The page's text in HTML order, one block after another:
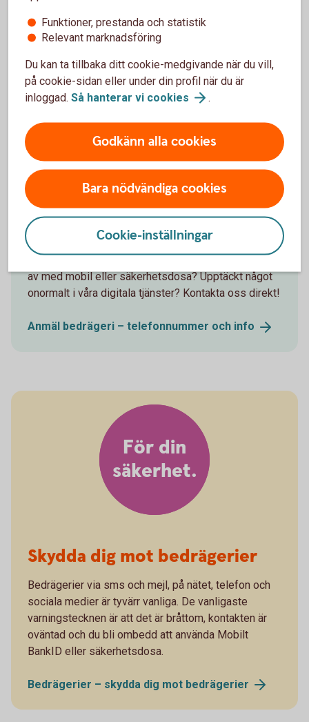
Har du blivit utsatt?
Senior having a serious conversation on the phone
Ring och anmäl bedrägeri
Misstänker du att du blivit utsatt för bedrägeri? Blivit
av med mobil eller säkerhetsdosa? Upptäckt något
onormalt i våra digitala tjänster? Kontakta oss direkt!
Anmäl bedrägeri – telefonnummer och info
Skydda dig mot bedrägerier
Bedrägerier via sms och mejl, på nätet, telefon och
sociala medier är tyvärr vanliga. De vanligaste
varningstecknen är att det är bråttom, kontakten är
oväntad och du bli ombedd att använda Mobilt
BankID eller säkerhetsdosa.
Bedrägerier – skydda dig mot bedrägerier
För din
säkerhet.
Funktioner, prestanda och statistik
Relevant marknadsföring
Du kan ta tillbaka ditt cookie-medgivande när du vill,
på cookie-sidan eller under din profil när du är
inloggad. Så hanterar vi cookies .
Godkänn alla cookies
Bara nödvändiga cookies
Cookie-inställningar